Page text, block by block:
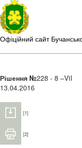
Офіційний сайт
Рішення №228 - 8 –VІI
13.04.2016
[1]
[2]